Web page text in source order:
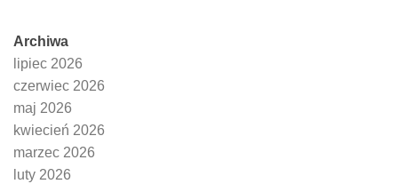
Archiwa
lipiec 2026
czerwiec 2026
maj 2026
kwiecień 2026
marzec 2026
luty 2026